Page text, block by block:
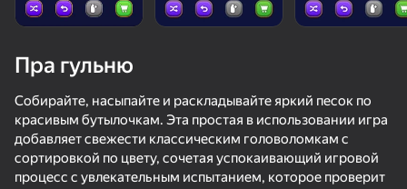
50+ лепшых гульняў, у якія гуляюць
нават тыя, хто «не гуляе»
Целуй и Знакомься
57
Сортировка бутылок: увлекательная сортировка
Тапай Стрелки: Новые Уровни
Стрелки
Пра гульню
Собирайте, насыпайте и раскладывайте яркий песок по
красивым бутылочкам. Эта простая в использовании игра
добавляет свежести классическим головоломкам с
сортировкой по цвету, сочетая успокаивающий игровой
процесс с увлекательным испытанием, которое проверит